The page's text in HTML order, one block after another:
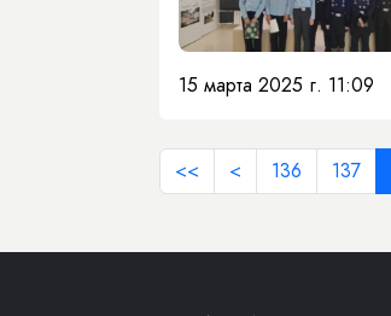
15 марта 2025 г. 11:09
<< < 136 137